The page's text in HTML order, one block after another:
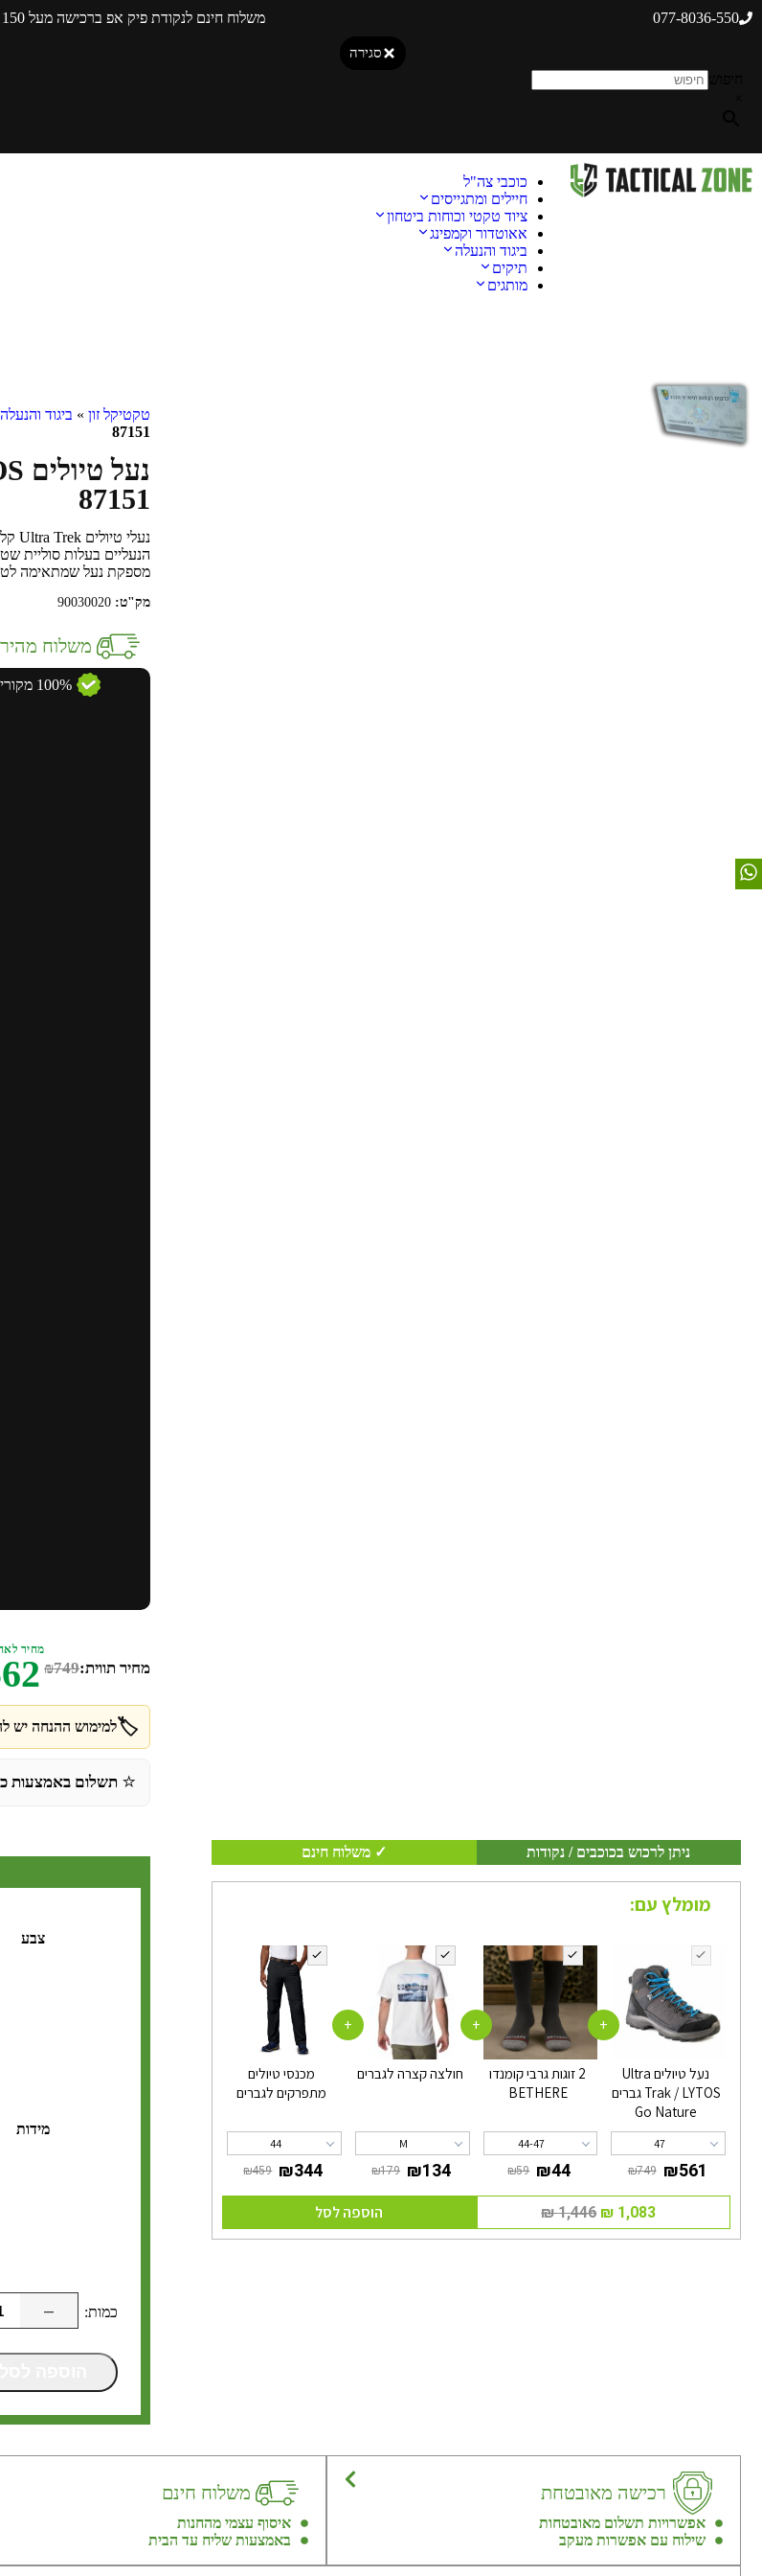
077-8036-550 משלוח חינם לנקודת פיק אפ ברכישה מעל 150 ש"ח
סגירה
כוכבי צה"ל
חיילים ומתגייסים
ציוד טקטי וכוחות ביטחון
אאוטדור וקמפינג
ביגוד והנעלה
תיקים
מותגים
ניתן לרכוש בכוכבים / נקודות ✓ משלוח חינם
מומלץ עם:
נעל טיולים Ultra
Trak / LYTOS גברים
Go Nature
47
‏749 ₪
+
2 זוגות גרבי קומנדו
BETHERE
44-47
‏59 ₪
+
חולצה קצרה לגברים
M
+
מכנסי טיולים
מתפרקים לגברים
44
‏459 ₪
‏1,446 ₪ הוספה לסל
טקטיקל זון » ביגוד והנעלה
87151
87151
הנעליים בעלות סוליית
מספקת נעל שמתאימה
מק"ט:
משלוח
100% מקורי
מחיר תווית: ₪749
מחיר
🏷️למימוש ההנחה יש
⭐ תשלום באמצעות
צבע
מידות
–
רכישה מאובטחת
אפשרויות תשלום מאובטחות
שילוח עם אפשרות מעקב
משלוח חינם
איסוף עצמי מהחנות
באמצעות שליח עד הבית